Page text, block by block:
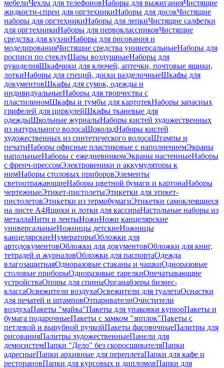
мебелиЧехлы для телефоновНаборы для выжиганияЧистящие
жидкости-спреи для оргтехникиНаборы для досокЧистящие
наборы для оргтехникиНаборы для лепкиЧистящие салфетки
для оргтехникиНаборы для первоклассниковЧистящие
средства для кухниНаборы для рисования и
моделированияЧистящие средства универсальныеНаборы для
росписи по стеклуШары воздушныеНаборы для
рукоделияШкафчики для ключей, аптечки, почтовые ящики,
лоткиНаборы для специй, доски разделочныеШкафы для
документовШкафы для сумок, одежды и
индивидуальныеНаборы для творчества с
пластилиномШкафы и тумбы для картотекНаборы запасных
грифелей для циркулейШкафы тканевые для
одеждыШкольные журналыНаборы кистей художественных
из натурального волосаШоколадНаборы кистей
художественных из синтетического волосаШтампы и
печатиНаборы офисные пластиковые с наполнениемЭкраны
напольныеНаборы с ежедневникомЭкраны настенныеНаборы
с френч-прессомЭлектровеники и аккумуляторы к
нимНаборы столовых приборовЭлементы
светоотражающиеНаборы цветной бумаги и картонаНаборы
чертежныеЭтикет-пистолетыЭтикетки для этикет-
пистолетовЭтикетки из термобумагиЭтикетки самоклеящиеся
на листе А4Ящики и лотки для кассираНастольные наборы из
металлаНити и лентыНожиНожи канцелярские
универсальныеНожницы детскиеНожницы
канцелярскиеНумераторыОбложки для
автодокументовОбложки для документовОбложки для книг,
тетрадей и журналовОбложки для паспортаОдежда
влагозащитнаяОдноразовые стаканы и чашкиОдноразовые
столовые приборыОдноразовые тарелкиОпечатывающие
устройстваОпоры для спиныОрганайзеры бизнес-
классаОсвежители воздухаОсвежители для туалетаОснастки
для печатей и штамповОтпаривателиОчистители
воздухаПакеты "майка"Пакеты для упаковки купюрПакеты и
бумага подарочныеПакеты с замком "зиплок"Пакеты с
петлевой и вырубной ручкойПакеты фасовочныеПалитры для
рисованияПалитры художественныеПанели для
демосистемПапки "Дело" без скоросшивателяПапки
адресныеПапки архивные для переплетаПапки для кафе и
ресторановПапки для курсовых и дипломовПапки для